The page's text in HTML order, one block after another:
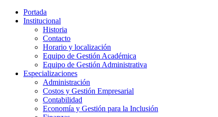
Portada
Institucional
Historia
Contacto
Horario y localización
Equipo de Gestión Académica
Equipo de Gestión Administrativa
Especializaciones
Administración
Costos y Gestión Empresarial
Contabilidad
Economía y Gestión para la Inclusión